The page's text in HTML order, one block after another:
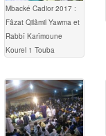
Mbacké Cadior 2017 :
Fâzat Qilâmil Yawma et
Rabbî Karîmoune
Kourel 1 Touba